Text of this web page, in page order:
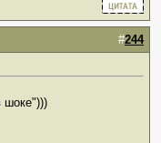
#244
шоке")))